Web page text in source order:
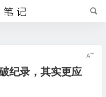
纪录，其实更应